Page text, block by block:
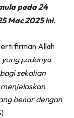
pada 24
Mac 2025 ini.
firman Allah
yang padanya
sekalian
benar dengan